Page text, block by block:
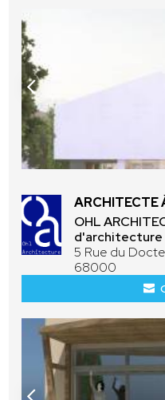
OHL
d'architecture
5 Rue du
68000